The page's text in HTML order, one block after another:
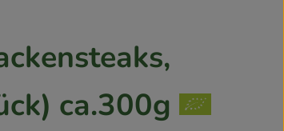
ca.300g